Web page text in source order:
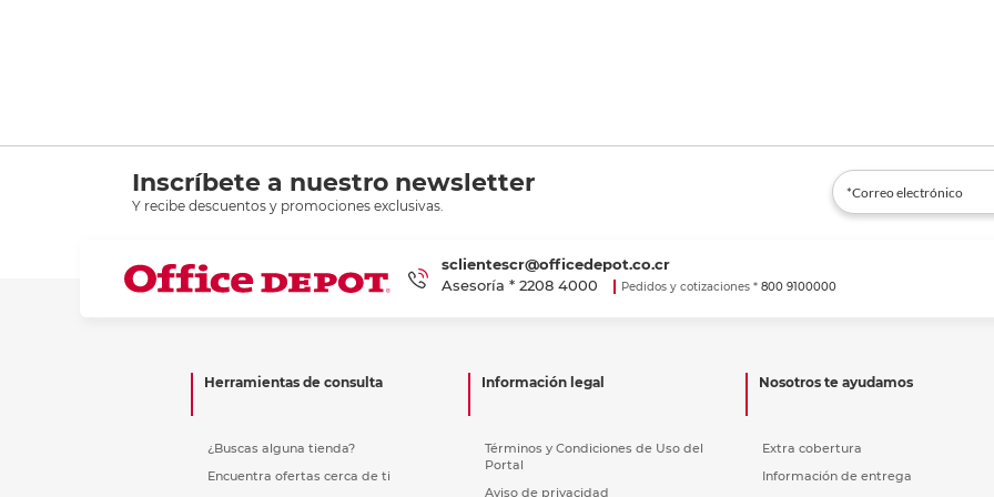
Inscríbete a nuestro newsletter
Y recibe descuentos y promociones exclusivas.
sclientescr@officedepot.co.cr
Asesoría * 2208 4000 Pedidos y cotizaciones * 800 9100000
Herramientas de consulta
¿Buscas alguna tienda?
Encuentra ofertas cerca de ti
Información legal
Términos y Condiciones de Uso del
Portal
Aviso de privacidad
Nosotros te ayudamos
Extra cobertura
Información de entrega